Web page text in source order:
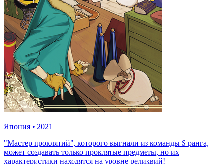
Япония • 2021
"Мастер проклятий", которого выгнали из команды S ранга,
может создавать только проклятые предметы, но их
характеристики находятся на уровне реликвий!